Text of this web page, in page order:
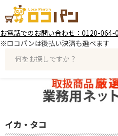
お電話でのお問い合わせ：0120-064-
※ロコパンは後払い決済も選べます
何をお探しですか？
イカ・タコ